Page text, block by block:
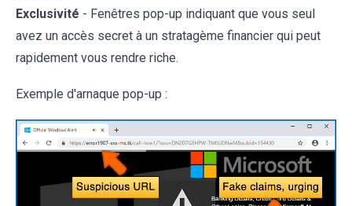
Exclusivité - Fenêtres pop-up indiquant que vous seul
avez un accès secret à un stratagème financier qui peut
rapidement vous rendre riche.
Exemple d'arnaque pop-up :